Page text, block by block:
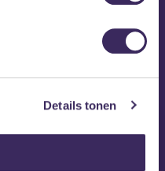
Details tonen